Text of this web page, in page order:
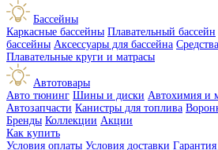
Бассейны
Каркасные бассейны Плавательный бассейн
бассейны Аксессуары для бассейна
Плавательные круги и матрасы
Автотовары
Авто тюнинг Шины и диски Автохимия и
Автозапчасти Канистры для топлива
Бренды Коллекции Акции
Как купить
Условия оплаты Условия доставки